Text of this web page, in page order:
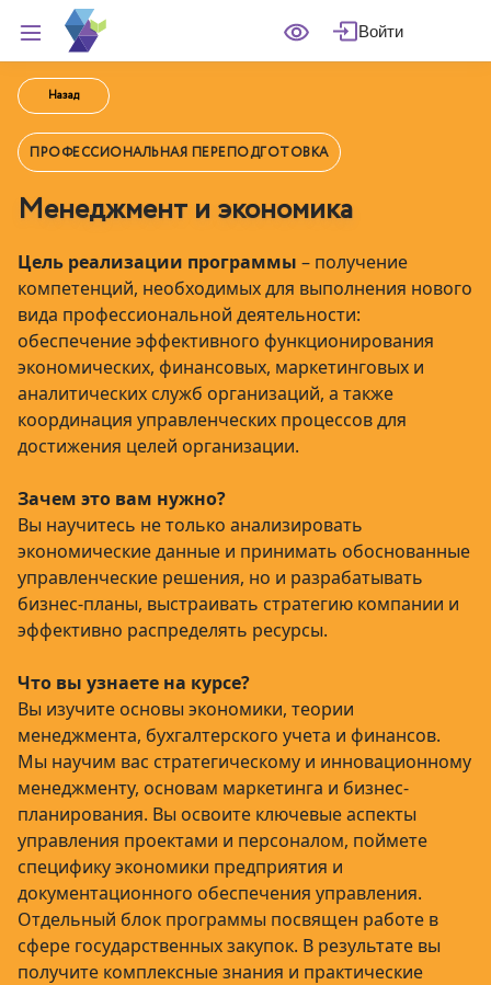
Войти
Назад
ПРОФЕССИОНАЛЬНАЯ ПЕРЕПОДГОТОВКА
Менеджмент и экономика
Цель реализации программы – получение
компетенций, необходимых для выполнения нового
вида профессиональной деятельности:
обеспечение эффективного функционирования
экономических, финансовых, маркетинговых и
аналитических служб организаций, а также
координация управленческих процессов для
достижения целей организации.
Зачем это вам нужно?
Вы научитесь не только анализировать
экономические данные и принимать обоснованные
управленческие решения, но и разрабатывать
бизнес-планы, выстраивать стратегию компании и
эффективно распределять ресурсы.
Что вы узнаете на курсе?
Вы изучите основы экономики, теории
менеджмента, бухгалтерского учета и финансов.
Мы научим вас стратегическому и инновационному
менеджменту, основам маркетинга и бизнес-
планирования. Вы освоите ключевые аспекты
управления проектами и персоналом, поймете
специфику экономики предприятия и
документационного обеспечения управления.
Отдельный блок программы посвящен работе в
сфере государственных закупок. В результате вы
получите комплексные знания и практические